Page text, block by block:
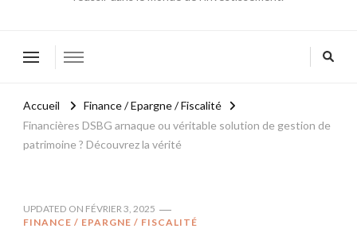
Accueil
Finance / Epargne / Fiscalité
Financières DSBG arnaque ou véritable solution de gestion de
patrimoine ? Découvrez la vérité
UPDATED ON FÉVRIER 3, 2025
FINANCE / EPARGNE / FISCALITÉ